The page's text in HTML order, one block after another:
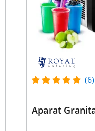
(6)
Aparat